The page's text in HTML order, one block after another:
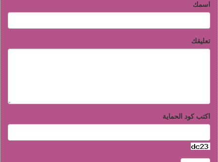
اسمك
تعليقك
اكتب كود الحماية